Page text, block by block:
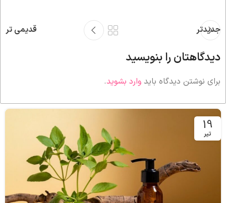
جدیدتر قدیمی تر
دیدگاهتان را بنویسید
برای نوشتن دیدگاه باید وارد بشوید.
19
تیر